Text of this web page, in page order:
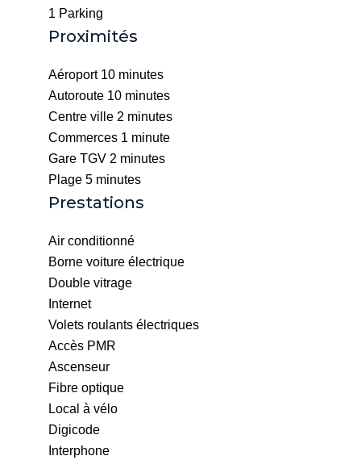
1 Parking
Proximités
Aéroport 10 minutes
Autoroute 10 minutes
Centre ville 2 minutes
Commerces 1 minute
Gare TGV 2 minutes
Plage 5 minutes
Prestations
Air conditionné
Borne voiture électrique
Double vitrage
Internet
Volets roulants électriques
Accès PMR
Ascenseur
Fibre optique
Local à vélo
Digicode
Interphone